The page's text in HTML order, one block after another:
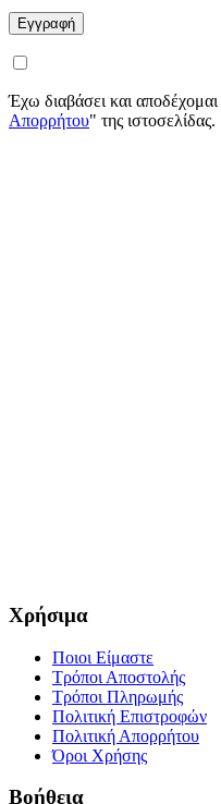
Έχω διαβάσει και αποδέχομαι
Απορρήτου" της ιστοσελίδας.
Χρήσιμα
Ποιοι Είμαστε
Τρόποι Αποστολής
Τρόποι Πληρωμής
Πολιτική Επιστροφών
Πολιτική Απορρήτου
Όροι Χρήσης
Βοήθεια